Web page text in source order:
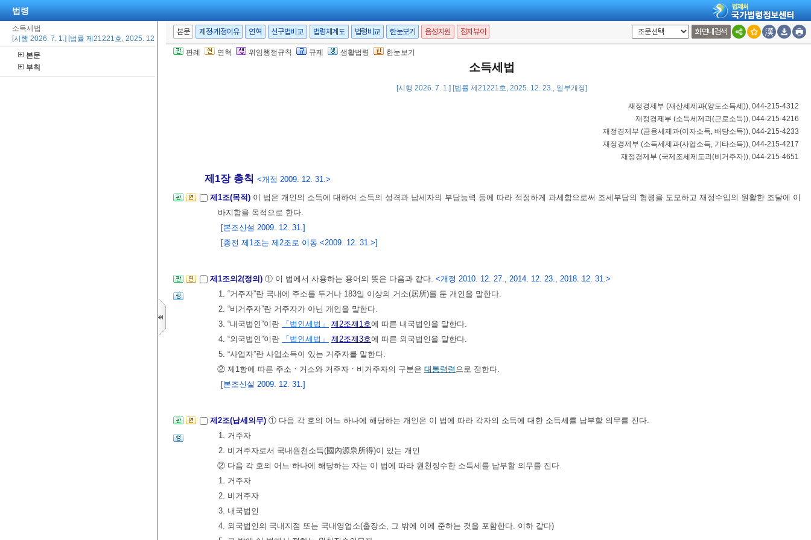
법령
소득세법
[시행 2026. 7. 1.] [법률 제21221호, 2025. 12. 23., 일부개정]
본문
부칙
본문 제정·개정이유 연혁 신구법비교 법령체계도 법령비교 한눈보기 음성지원 점자뷰어 화면내검색
판례 연혁 위임행정규칙 규제 생활법령 한눈보기
소득세법
[시행 2026. 7. 1.] [법률 제21221호, 2025. 12. 23., 일부개정]
재정경제부 (재산세제과(양도소득세)), 044-215-4312
재정경제부 (소득세제과(근로소득)), 044-215-4216
재정경제부 (금융세제과(이자소득, 배당소득)), 044-215-4233
재정경제부 (소득세제과(사업소득, 기타소득)), 044-215-4217
재정경제부 (국제조세제도과(비거주자)), 044-215-4651
제1장 총칙 <개정 2009. 12. 31.>
제1조(목적) 이 법은 개인의 소득에 대하여 소득의 성격과 납세자의 부담능력 등에 따라 적정하게 과세함으로써 조세부담의 형평을 도모하고 재정수입의 원활한 조달에 이
바지함을 목적으로 한다.
[본조신설 2009. 12. 31.]
[종전 제1조는 제2조로 이동 <2009. 12. 31.>]
제1조의2(정의) ① 이 법에서 사용하는 용어의 뜻은 다음과 같다. <개정 2010. 12. 27., 2014. 12. 23., 2018. 12. 31.>
1. “거주자”란 국내에 주소를 두거나 183일 이상의 거소(居所)를 둔 개인을 말한다.
2. “비거주자”란 거주자가 아닌 개인을 말한다.
3. “내국법인”이란
「법인세법」 제2조제1호에 따른 내국법인을 말한다.
4. “외국법인”이란
「법인세법」 제2조제3호에 따른 외국법인을 말한다.
5. “사업자”란 사업소득이 있는 거주자를 말한다.
② 제1항에 따른 주소ㆍ거소와 거주자ㆍ비거주자의 구분은 대통령령 으로 정한다.
[본조신설 2009. 12. 31.]
제2조(납세의무) ① 다음 각 호의 어느 하나에 해당하는 개인은 이 법에 따라 각자의 소득에 대한 소득세를 납부할 의무를 진다.
1. 거주자
2. 비거주자로서 국내원천소득(國內源泉所得)이 있는 개인
② 다음 각 호의 어느 하나에 해당하는 자는 이 법에 따라 원천징수한 소득세를 납부할 의무를 진다.
1. 거주자
2. 비거주자
3. 내국법인
4. 외국법인의 국내지점 또는 국내영업소(출장소, 그 밖에 이에 준하는 것을 포함한다. 이하 같다)